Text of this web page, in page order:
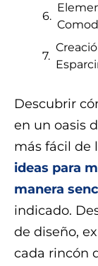
Descubrir
en un oasis
más fácil de
ideas para
manera
indicado.
de diseño,
cada rincón